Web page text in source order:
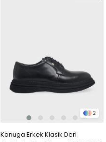
2
Kanuga Erkek Klasik Deri